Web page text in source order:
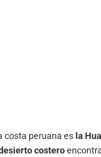
costa peruana es la
costero